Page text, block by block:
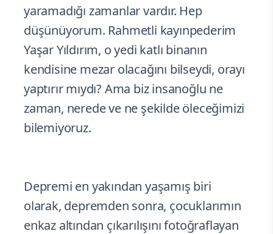
yaramadığı zamanlar vardır. Hep
düşünüyorum. Rahmetli kayınpederim
Yaşar Yıldırım, o yedi katlı binanın
kendisine mezar olacağını bilseydi, orayı
yaptırır mıydı? Ama biz insanoğlu ne
zaman, nerede ve ne şekilde öleceğimizi
bilemiyoruz.
Depremi en yakından yaşamış biri
olarak, depremden sonra, çocuklarımın
enkaz altından çıkarılışını fotoğraflayan